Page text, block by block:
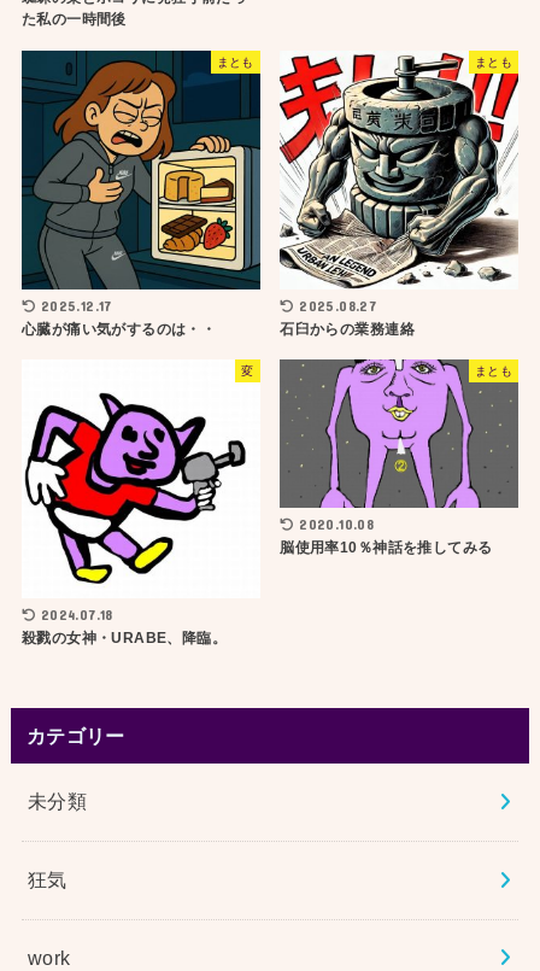
た私の一時間後
まとも
2025.12.17
心臓が痛い気がするのは・・
まとも
2025.08.27
石臼からの業務連絡
変
2024.07.18
殺戮の女神・URABE、降臨。
まとも
2020.10.08
脳使用率10％神話を推してみる
カテゴリー
未分類
狂気
work